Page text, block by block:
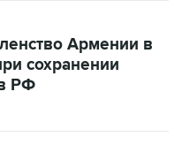
сохранении
РФ